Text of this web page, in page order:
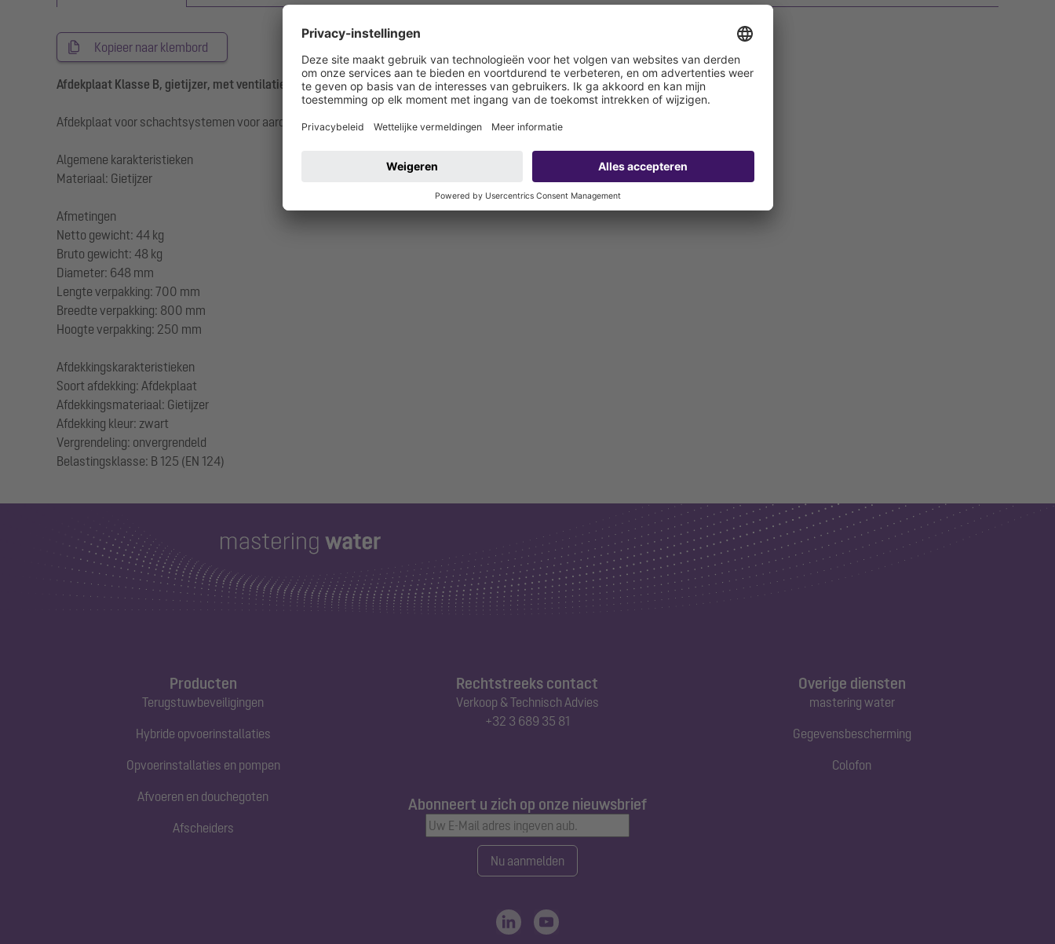
Kopieer naar klembord
Afdekplaat Klasse B, gietijzer, met ventilatie
Afdekplaat voor schachtsystemen voor aardinbouw met ventilatie
Algemene karakteristieken
Materiaal: Gietijzer
Afmetingen
Netto gewicht: 44 kg
Bruto gewicht: 48 kg
Diameter: 648 mm
Lengte verpakking: 700 mm
Breedte verpakking: 800 mm
Hoogte verpakking: 250 mm
Afdekkingskarakteristieken
Soort afdekking: Afdekplaat
Afdekkingsmateriaal: Gietijzer
Afdekking kleur: zwart
Vergrendeling: onvergrendeld
Producten
Terugstuwbeveiligingen
Hybride opvoerinstallaties
Opvoerinstallaties en pompen
Afvoeren en douchegoten
Afscheiders
Rechtstreeks contact
Verkoop & Technisch Advies
+32 3 689 35 81
Abonneert u zich op onze nieuwsbrief
Nu aanmelden
Overige diensten
mastering water
Gegevensbescherming
Colofon